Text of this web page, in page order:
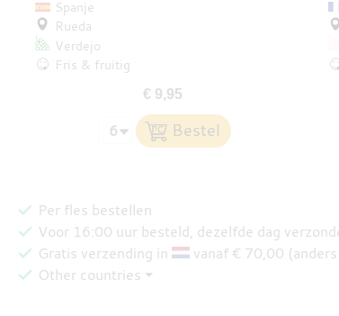
Spanje
Rueda
Verdejo
Fris & fruitig
€ 9,95
Per fles bestellen
Voor 16:00 uur besteld, dezelfde dag
Gratis verzending in
vanaf € 70,00
Other countries ⏷